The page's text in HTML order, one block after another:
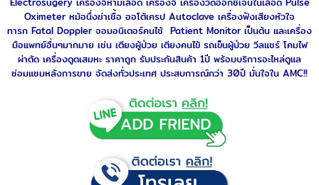
Oximeter หม้อนึ่งฆ่าเชื้อ ออโต้เครป Autoclave เครื่องฟังเสียงหัวใจ
ทารก Fatal Doppler จอมอนิเตอร์คนไช้ Patient Monitor เป็นต้น และเครื่อง
มือแพทย์อื่นๆมากมาย เช่น เตียงผู้ป่วย เตียงคนไข้ รถเข็นผู้ป่วย วีลแชร์โคมไฟ
ผ่าตัด เครื่องดูดเสมหะ ราคาถูก รับประกันสินค้า 1ปี พร้อมบริการอะไหล่ดูแล
ซ่อมแซมหลังการขาย จัดส่งทั่วประเทศ ประสบการณ์กว่า 30ปี มั่นใจใน AMC!!